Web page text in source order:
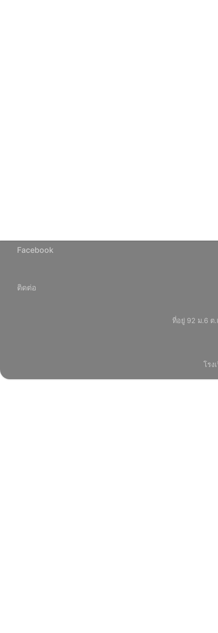
Facebook
ติดต่อ
ที่อยู่ 92 ม.6 ต.
โรง